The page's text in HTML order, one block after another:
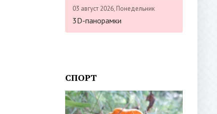
03 август 2026, Понедельник
3D-панорамки
СПОРТ